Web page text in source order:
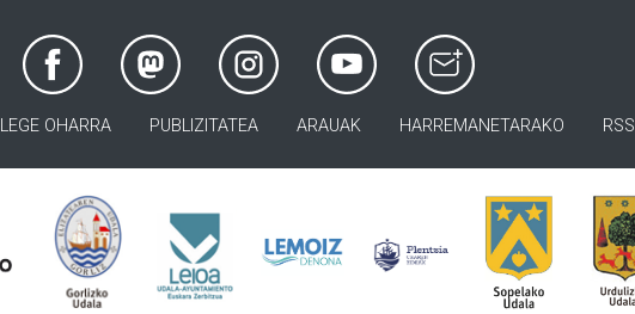
LEGE OHARRA PUBLIZITATEA ARAUAK HARREMANETARAKO RSS